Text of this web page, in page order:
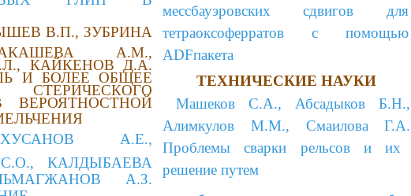
В.П., ЗУБРИНА
А.М.,
КАЙКЕНОВ Д.А.
И БОЛЕЕ ОБЩЕЕ
СТЕРИЧЕСКОГО
ВЕРОЯТНОСТНОЙ
ХУСАНОВ А.Е.,
КАЛДЫБАЕВА
А.З.
мессбауэровских сдвигов для
тетраоксоферратов с помощью
ADFпакета
ТЕХНИЧЕСКИЕ НАУКИ
Машеков С.А., Абсадыков Б.Н.,
Алимкулов М.М., Смаилова Г.А.
Проблемы сварки рельсов и их
решение путем